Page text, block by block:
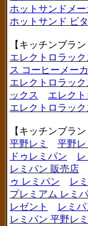
ホットサンドメ
ホットサンド ビ
【キッチンブラ
エレクトロラック
ス コーヒーメー
エレクトロラッ
ックス
エレク
エレクトロラッ
【キッチンブラ
平野レミ
平野
ドゥレミパン
レミパン 販売店
ゥ レミパン
レ
プレミアム レミ
レゼント
レミ
レミパン 平野レミ